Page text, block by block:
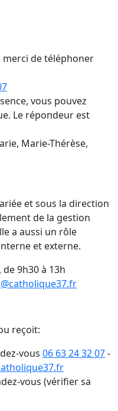
merci de téléphoner
vous pouvez
Le répondeur est
Marie-Thérèse,
et sous la direction
de la gestion
a aussi un rôle
et externe.
9h30 à 13h
reçoit:
vous 06 63 24 32 07-
vous (vérifier sa